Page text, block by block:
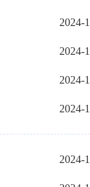
2024-
2024-
2024-
2024-
2024-